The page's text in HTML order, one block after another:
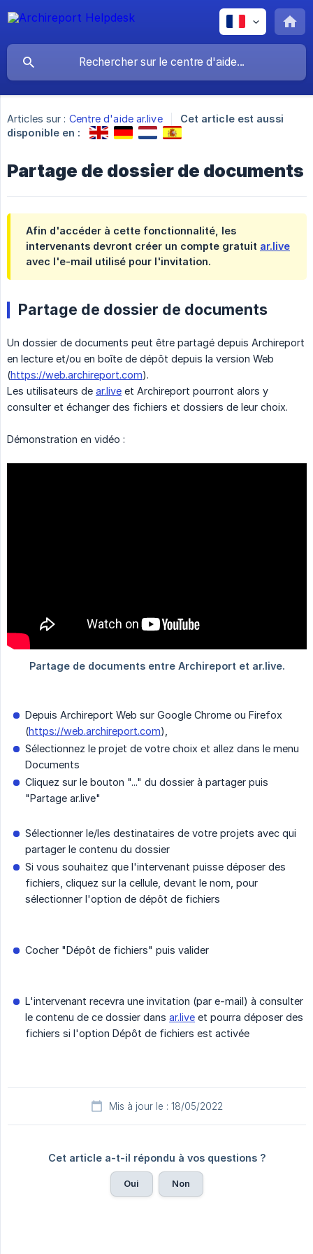
Articles sur : Centre d'aide ar.live
Cet article est aussi
disponible en :
Partage de dossier de documents
Afin d'accéder à cette fonctionnalité, les
intervenants devront créer un compte gratuit ar.live
avec l'e-mail utilisé pour l'invitation.
Partage de dossier de documents
Un dossier de documents peut être partagé depuis Archireport
en lecture et/ou en boîte de dépôt depuis la version Web
(https://web.archireport.com).
Les utilisateurs de ar.live et Archireport pourront alors y
consulter et échanger des fichiers et dossiers de leur choix.
Démonstration en vidéo :
Depuis Archireport Web sur Google Chrome ou Firefox
(https://web.archireport.com),
Sélectionnez le projet de votre choix et allez dans le menu
Documents
Cliquez sur le bouton "..." du dossier à partager puis
"Partage ar.live"
Sélectionner le/les destinataires de votre projets avec qui
partager le contenu du dossier
Si vous souhaitez que l'intervenant puisse déposer des
fichiers, cliquez sur la cellule, devant le nom, pour
sélectionner l'option de dépôt de fichiers
Cocher "Dépôt de fichiers" puis valider
L'intervenant recevra une invitation (par e-mail) à consulter
le contenu de ce dossier dans ar.live et pourra déposer des
fichiers si l'option Dépôt de fichiers est activée
Mis à jour le : 18/05/2022
Cet article a-t-il répondu à vos questions ?
Oui Non